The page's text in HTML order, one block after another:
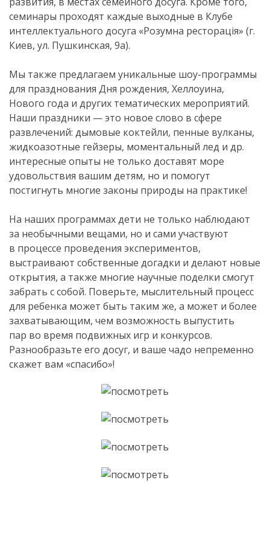
семинары проходят каждые выходные в Клубе
интеллектуального досуга «Розумна ресторація» (г.
Киев, ул. Пушкинская, 9а).
Мы также предлагаем уникальные шоу-программы
для празднования Дня рождения, Хеллоуина,
Нового года и других тематических мероприятий.
Наши праздники — это новое слово в сфере
развлечений: дымовые коктейли, пенные вулканы,
жидкоазотные гейзеры, моментальный лед и др.
интересные опыты не только доставят море
удовольствия вашим детям, но и помогут
постигнуть многие законы природы на практике!
На наших программах дети не только наблюдают
за необычными вещами, но и сами участвуют
в процессе проведения экспериментов,
выстраивают собственные догадки и делают новые
открытия, а также многие научные поделки смогут
забрать с собой. Поверьте, мыслительный процесс
для ребенка может быть таким же, а может и более
захватывающим, чем возможность выпустить
пар во время подвижных игр и конкурсов.
Разнообразьте его досуг, и ваше чадо непременно
скажет вам «спасибо»!